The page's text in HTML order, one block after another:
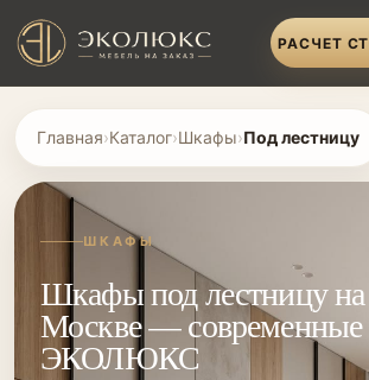
РАСЧЕТ
Главная›Каталог›Шкафы›Под лестницу
ШКАФЫ
Шкафы под лестницу на
Москве —
ЭКОЛЮКС